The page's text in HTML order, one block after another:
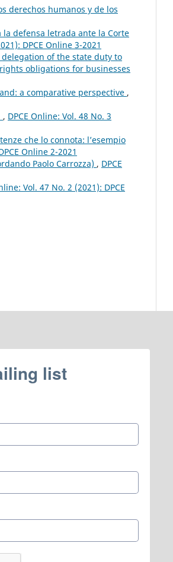
derechos humanos y de los
la defensa letrada ante la Corte
DPCE Online 3-2021
of the state duty to
obligations for businesses
a comparative perspective ,
, DPCE Online: Vol. 48 No. 3
che lo connota: l’esempio
Online 2-2021
Paolo Carrozza) , DPCE
Vol. 47 No. 2 (2021): DPCE